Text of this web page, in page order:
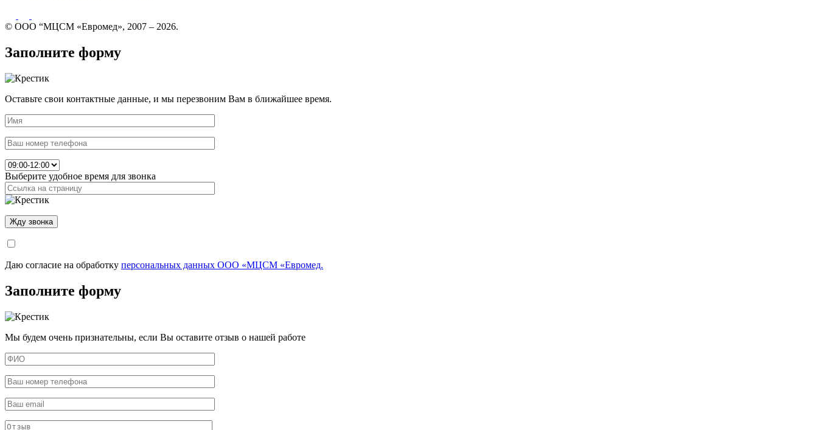
© ООО “МЦСМ «Евромед», 2007 – 2026.
Заполните форму
Оставьте свои контактные данные, и мы перезвоним Вам в ближайшее время.
Выберите удобное время для звонка
Даю согласие на обработку персональных данных ООО «МЦСМ «Евромед.
Заполните форму
Мы будем очень признательны, если Вы оставите отзыв о нашей работе